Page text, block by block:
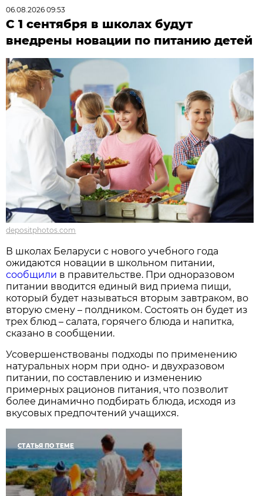
06.08.2026 09:53
С 1 сентября в школах будут
внедрены новации по питанию детей
depositphotos.com
В школах Беларуси с нового учебного года
ожидаются новации в школьном питании,
сообщили в правительстве. При одноразовом
питании вводится единый вид приема пищи,
который будет называться вторым завтраком, во
вторую смену – полдником. Состоять он будет из
трех блюд – салата, горячего блюда и напитка,
сказано в сообщении.
Усовершенствованы подходы по применению
натуральных норм при одно- и двухразовом
питании, по составлению и изменению
примерных рационов питания, что позволит
более динамично подбирать блюда, исходя из
вкусовых предпочтений учащихся.
СТАТЬЯ ПО ТЕМЕ